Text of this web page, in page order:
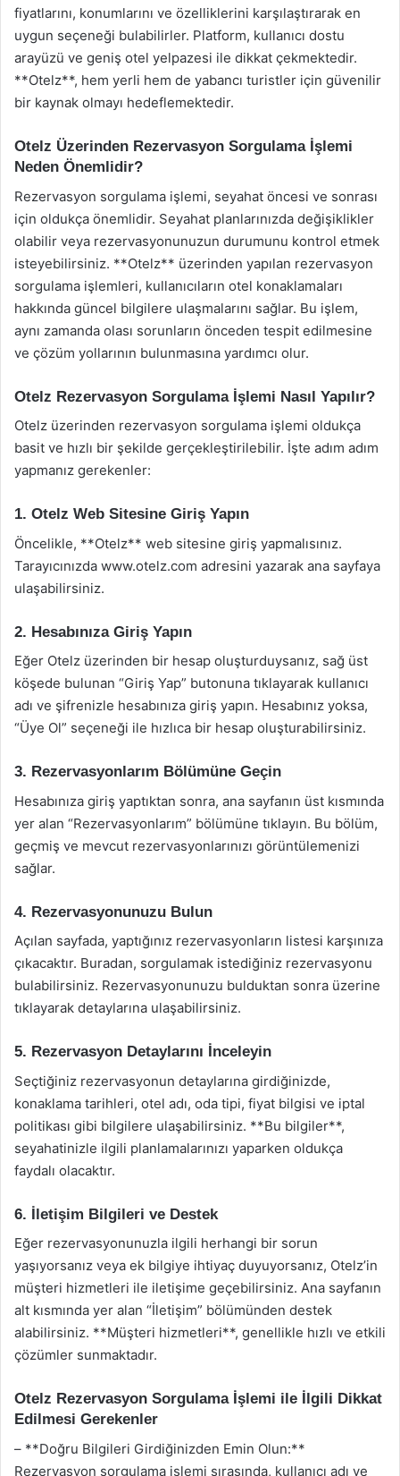
fiyatlarını, konumlarını ve özelliklerini karşılaştırarak en
uygun seçeneği bulabilirler. Platform, kullanıcı dostu
arayüzü ve geniş otel yelpazesi ile dikkat çekmektedir.
**Otelz**, hem yerli hem de yabancı turistler için güvenilir
bir kaynak olmayı hedeflemektedir.
Otelz Üzerinden Rezervasyon Sorgulama İşlemi
Neden Önemlidir?
Rezervasyon sorgulama işlemi, seyahat öncesi ve sonrası
için oldukça önemlidir. Seyahat planlarınızda değişiklikler
olabilir veya rezervasyonunuzun durumunu kontrol etmek
isteyebilirsiniz. **Otelz** üzerinden yapılan rezervasyon
sorgulama işlemleri, kullanıcıların otel konaklamaları
hakkında güncel bilgilere ulaşmalarını sağlar. Bu işlem,
aynı zamanda olası sorunların önceden tespit edilmesine
ve çözüm yollarının bulunmasına yardımcı olur.
Otelz Rezervasyon Sorgulama İşlemi Nasıl Yapılır?
Otelz üzerinden rezervasyon sorgulama işlemi oldukça
basit ve hızlı bir şekilde gerçekleştirilebilir. İşte adım adım
yapmanız gerekenler:
1. Otelz Web Sitesine Giriş Yapın
Öncelikle, **Otelz** web sitesine giriş yapmalısınız.
Tarayıcınızda www.otelz.com adresini yazarak ana sayfaya
ulaşabilirsiniz.
2. Hesabınıza Giriş Yapın
Eğer Otelz üzerinden bir hesap oluşturduysanız, sağ üst
köşede bulunan “Giriş Yap” butonuna tıklayarak kullanıcı
adı ve şifrenizle hesabınıza giriş yapın. Hesabınız yoksa,
“Üye Ol” seçeneği ile hızlıca bir hesap oluşturabilirsiniz.
3. Rezervasyonlarım Bölümüne Geçin
Hesabınıza giriş yaptıktan sonra, ana sayfanın üst kısmında
yer alan “Rezervasyonlarım” bölümüne tıklayın. Bu bölüm,
geçmiş ve mevcut rezervasyonlarınızı görüntülemenizi
sağlar.
4. Rezervasyonunuzu Bulun
Açılan sayfada, yaptığınız rezervasyonların listesi karşınıza
çıkacaktır. Buradan, sorgulamak istediğiniz rezervasyonu
bulabilirsiniz. Rezervasyonunuzu bulduktan sonra üzerine
tıklayarak detaylarına ulaşabilirsiniz.
5. Rezervasyon Detaylarını İnceleyin
Seçtiğiniz rezervasyonun detaylarına girdiğinizde,
konaklama tarihleri, otel adı, oda tipi, fiyat bilgisi ve iptal
politikası gibi bilgilere ulaşabilirsiniz. **Bu bilgiler**,
seyahatinizle ilgili planlamalarınızı yaparken oldukça
faydalı olacaktır.
6. İletişim Bilgileri ve Destek
Eğer rezervasyonunuzla ilgili herhangi bir sorun
yaşıyorsanız veya ek bilgiye ihtiyaç duyuyorsanız, Otelz’in
müşteri hizmetleri ile iletişime geçebilirsiniz. Ana sayfanın
alt kısmında yer alan “İletişim” bölümünden destek
alabilirsiniz. **Müşteri hizmetleri**, genellikle hızlı ve etkili
çözümler sunmaktadır.
Otelz Rezervasyon Sorgulama İşlemi ile İlgili Dikkat
Edilmesi Gerekenler
– **Doğru Bilgileri Girdiğinizden Emin Olun:**
Rezervasyon sorgulama işlemi sırasında, kullanıcı adı ve